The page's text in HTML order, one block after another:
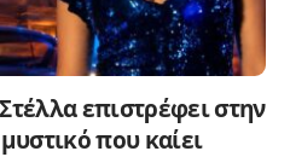
επιστρέφει στην
που καίει